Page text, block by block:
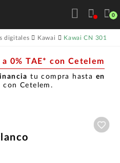
0
digitales Kawai Kawai CN 301 W
0% TAE* con Cetelem
tu compra hasta en
con Cetelem.